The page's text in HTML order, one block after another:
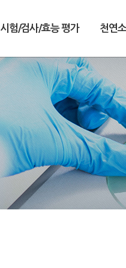
시험/검사/효능 평가 천연